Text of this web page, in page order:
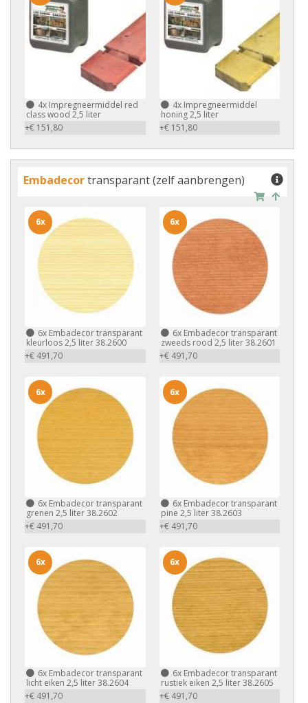
4x Impregneermiddel red
class wood 2,5 liter
+€ 151,80
4xImpregneermiddel
honing 2,5 liter
+€ 151,80
Embadecortransparant (zelf aanbrengen)
6x Embadecor transparant
kleurloos 2,5 liter 38.2600
+€ 491,70
6x
6xEmbadecor transparant
zweeds rood 2,5 liter 38.2601
+€ 491,70
6x
6x Embadecor transparant
grenen 2,5 liter 38.2602
+€ 491,70
6x
6xEmbadecor transparant
pine 2,5 liter 38.2603
+€ 491,70
6x
6x Embadecor transparant
licht eiken 2,5 liter 38.2604
+€ 491,70
6x
6xEmbadecor transparant
rustiek eiken 2,5 liter 38.2605
+€ 491,70
6x